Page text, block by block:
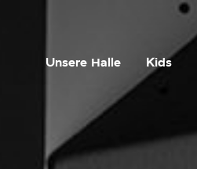
Unsere Halle Kids